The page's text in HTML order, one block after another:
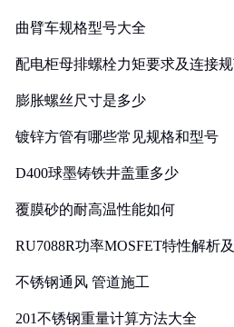
曲臂车规格型号大全
配电柜母排螺栓力矩要求及连接
膨胀螺丝尺寸是多少
镀锌方管有哪些常见规格和型号
D400球墨铸铁井盖重多少
覆膜砂的耐高温性能如何
RU7088R功率MOSFET特性解析
不锈钢通风 管道施工
201不锈钢重量计算方法大全